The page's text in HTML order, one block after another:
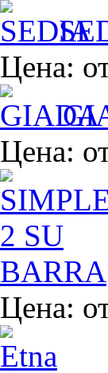
Цена:
Цена:
Цена: